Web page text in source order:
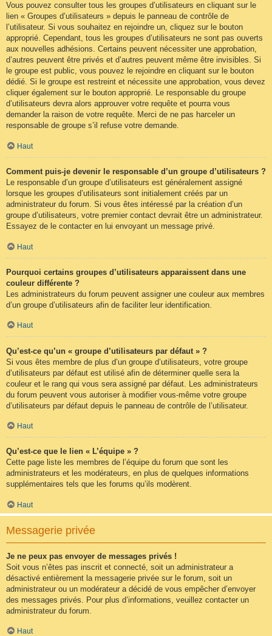
Vous pouvez consulter tous les groupes d’utilisateurs en cliquant sur le
lien « Groupes d’utilisateurs » depuis le panneau de contrôle de
l’utilisateur. Si vous souhaitez en rejoindre un, cliquez sur le bouton
approprié. Cependant, tous les groupes d’utilisateurs ne sont pas ouverts
aux nouvelles adhésions. Certains peuvent nécessiter une approbation,
d’autres peuvent être privés et d’autres peuvent même être invisibles. Si
le groupe est public, vous pouvez le rejoindre en cliquant sur le bouton
dédié. Si le groupe est restreint et nécessite une approbation, vous devez
cliquer également sur le bouton approprié. Le responsable du groupe
d’utilisateurs devra alors approuver votre requête et pourra vous
demander la raison de votre requête. Merci de ne pas harceler un
responsable de groupe s’il refuse votre demande.
Haut
Comment puis-je devenir le responsable d’un groupe d’utilisateurs ?
Le responsable d’un groupe d’utilisateurs est généralement assigné
lorsque les groupes d’utilisateurs sont initialement créés par un
administrateur du forum. Si vous êtes intéressé par la création d’un
groupe d’utilisateurs, votre premier contact devrait être un administrateur.
Essayez de le contacter en lui envoyant un message privé.
Haut
Pourquoi certains groupes d’utilisateurs apparaissent dans une
couleur différente ?
Les administrateurs du forum peuvent assigner une couleur aux membres
d’un groupe d’utilisateurs afin de faciliter leur identification.
Haut
Qu’est-ce qu’un « groupe d’utilisateurs par défaut » ?
Si vous êtes membre de plus d’un groupe d’utilisateurs, votre groupe
d’utilisateurs par défaut est utilisé afin de déterminer quelle sera la
couleur et le rang qui vous sera assigné par défaut. Les administrateurs
du forum peuvent vous autoriser à modifier vous-même votre groupe
d’utilisateurs par défaut depuis le panneau de contrôle de l’utilisateur.
Haut
Qu’est-ce que le lien « L’équipe » ?
Cette page liste les membres de l’équipe du forum que sont les
administrateurs et les modérateurs, en plus de quelques informations
supplémentaires tels que les forums qu’ils modèrent.
Haut
Messagerie privée
Je ne peux pas envoyer de messages privés !
Soit vous n’êtes pas inscrit et connecté, soit un administrateur a
désactivé entièrement la messagerie privée sur le forum, soit un
administrateur ou un modérateur a décidé de vous empêcher d’envoyer
des messages privés. Pour plus d’informations, veuillez contacter un
administrateur du forum.
Haut